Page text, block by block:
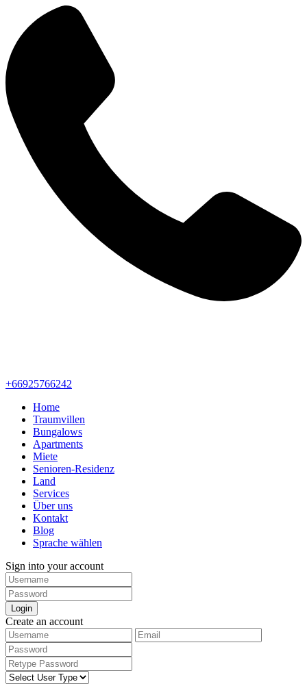
+66925766242
Home
Traumvillen
Bungalows
Apartments
Miete
Senioren-Residenz
Land
Services
Über uns
Kontakt
Blog
Sprache wählen
Sign into your account
Login
Create an account